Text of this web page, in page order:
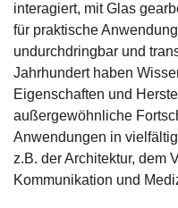
interagiert, mit Glas
für praktische
undurchdringbar und
Jahrhundert haben
Eigenschaften und
außergewöhnliche
Anwendungen in
z.B. der Architektur, dem
Kommunikation und